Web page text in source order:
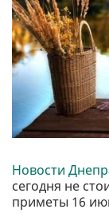
Новости
сегодня не
приметы 16